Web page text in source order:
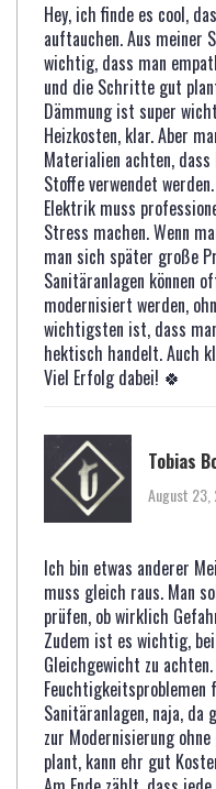
Hey, ich finde es cool,
auftauchen. Aus meiner
wichtig, dass man
und die Schritte gut
Dämmung ist super
Heizkosten, klar. Aber
Materialien achten,
Stoffe verwendet werden.
Elektrik muss
Stress machen. Wenn
man sich später große
Sanitäranlagen können
modernisiert werden,
wichtigsten ist, dass
hektisch handelt. Auch
Viel Erfolg dabei! 🍀
Tobias
August 23,
Ich bin etwas anderer
muss gleich raus. Man
prüfen, ob wirklich
Zudem ist es wichtig,
Gleichgewicht zu
Feuchtigkeitsproblemen
Sanitäranlagen, naja,
zur Modernisierung
plant, kann ehr gut